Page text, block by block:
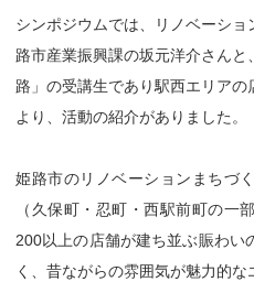
シンポジウムでは、リノベーシ
路市産業振興課の坂元洋介さん
路」の受講生であり駅西エリア
より、活動の紹介がありました。
姫路市のリノベーションまちづ
（久保町・忍町・西駅前町の一
200以上の店舗が建ち並ぶ賑わい
く、昔ながらの雰囲気が魅力的